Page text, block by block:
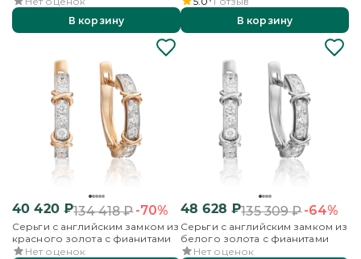
В корзину
В корзину
40 420₽134 418₽-70%
Серьги с английским замком из
красного золота с фианитами
Нет оценок
48 628 ₽135 309₽-64%
Серьги с английским замком из
белого золота с фианитами
Нет оценок